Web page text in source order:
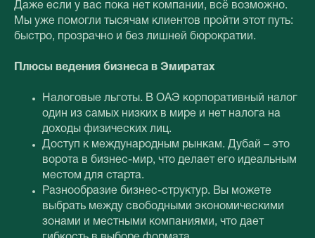
Даже если у вас пока нет компании, всё возможно.
Мы уже помогли тысячам клиентов пройти этот путь:
быстро, прозрачно и без лишней бюрократии.
Плюсы ведения бизнеса в Эмиратах
Налоговые льготы. В ОАЭ корпоративный налог
один из самых низких в мире и нет налога на
доходы физических лиц.
Доступ к международным рынкам. Дубай – это
ворота в бизнес-мир, что делает его идеальным
местом для старта.
Разнообразие бизнес-структур. Вы можете
выбрать между свободными экономическими
зонами и местными компаниями, что дает